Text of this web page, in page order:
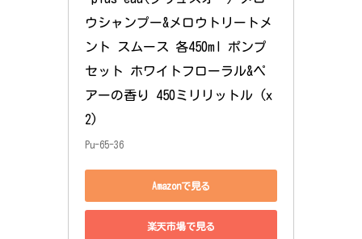
ウシャンプー&メロウトリートメ
ント スムース 各450ml ポンプ
セット ホワイトフローラル&ペ
アーの香り 450ミリリットル (x
2)
Pu-65-36
Amazonで見る
楽天市場で見る